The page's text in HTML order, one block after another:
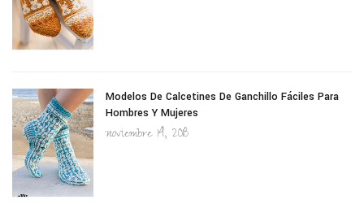
Modelos De Calcetines De Ganchillo Fáciles Para
Hombres Y Mujeres
noviembre 14, 2018